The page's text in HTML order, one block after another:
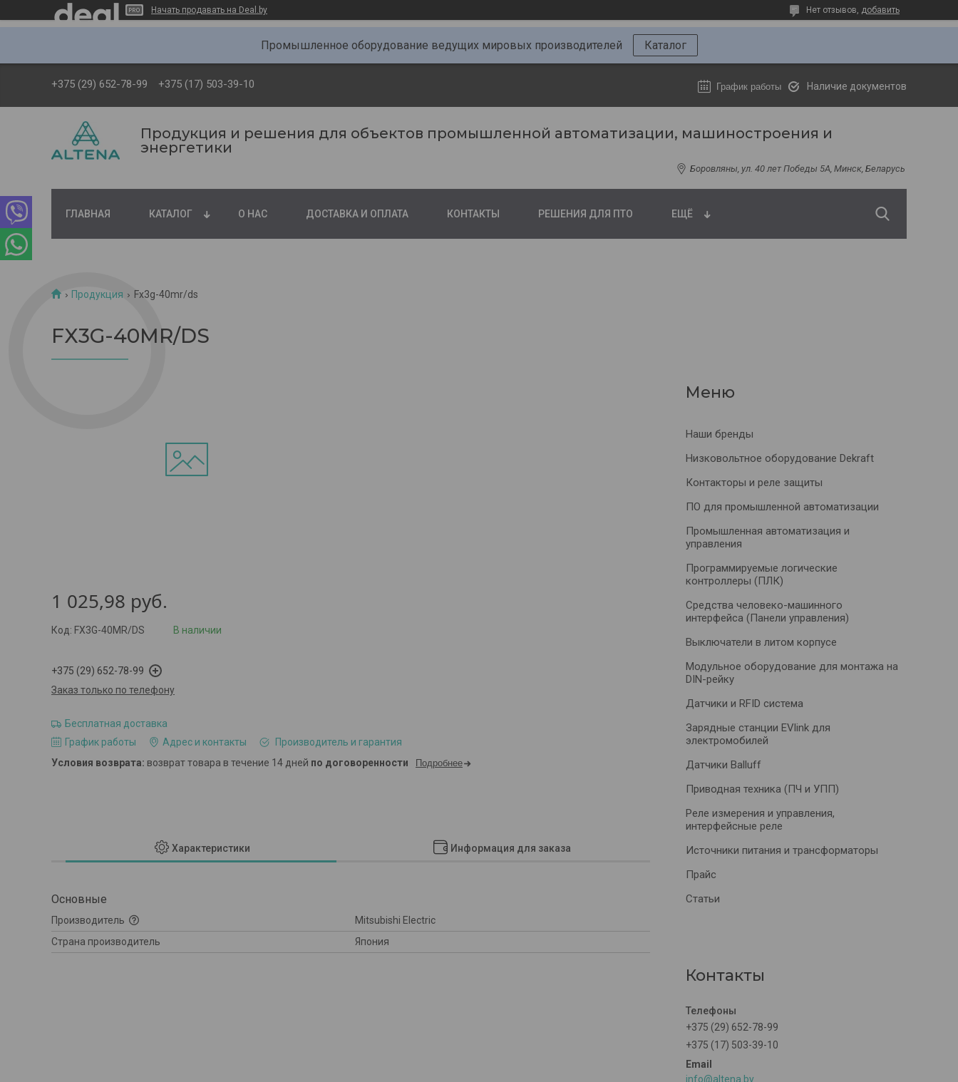
Начать продавать на Deal.by Нет отзывов, добавить
Промышленное оборудование ведущих мировых производителей Каталог
+375 (29) 652-78-99 +375 (17) 503-39-10 График работы Наличие документов
Продукция и решения для объектов промышленной автоматизации, машиностроения и
энергетики
Боровляны, ул. 40 лет Победы 5A, Минск, Беларусь
ГЛАВНАЯ КАТАЛОГ О НАС ДОСТАВКА И ОПЛАТА КОНТАКТЫ РЕШЕНИЯ ДЛЯ ПТО ЕЩЁ
Продукция Fx3g-40mr/ds
FX3G-40MR/DS
Наши бренды
Низковольтное оборудование Dekraft
Контакторы и реле защиты
ПО для промышленной автоматизации
Промышленная автоматизация и
управления
Программируемые логические
контроллеры (ПЛК)
Средства человеко-машинного
интерфейса (Панели управления)
Выключатели в литом корпусе
Модульное оборудование для монтажа на
DIN-рейку
Датчики и RFID система
Зарядные станции EVlink для
электромобилей
Датчики Balluff
Приводная техника (ПЧ и УПП)
Реле измерения и управления,
интерфейсные реле
Источники питания и трансформаторы
Прайс
Статьи
Контакты
+375 (29) 652-78-99
+375 (17) 503-39-10
info@altena.by
1 025,98 руб.
В наличии
Код: FX3G-40MR/DS
+375 (29) 652-78-99
Заказ только по телефону
Бесплатная доставка
График работы
Адрес и контакты
Производитель и гарантия
возврат товара в течение 14 дней по договоренности Подробнее
Характеристики Информация для заказа
Основные
Производитель
Mitsubishi Electric
Страна производитель
Япония